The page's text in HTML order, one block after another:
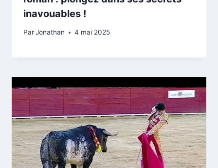
inavouables !
ParJonathan 4 mai 2025